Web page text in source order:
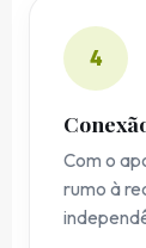
4
Com o
rumo à